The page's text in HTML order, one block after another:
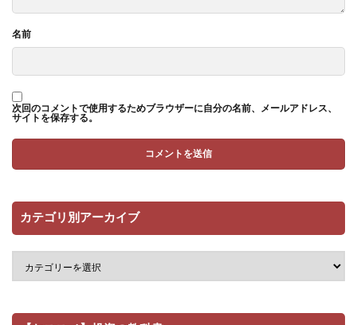
名前
次回のコメントで使用するためブラウザーに自分の名前、メールアドレス、
サイトを保存する。
カテゴリ別アーカイブ